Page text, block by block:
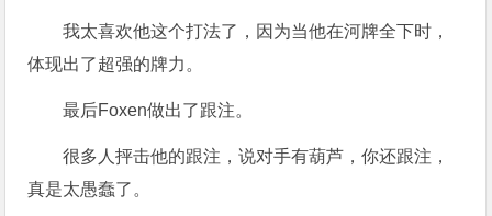
我太喜欢他这个打法了，因为当他在河牌全下时，
体现出了超强的牌力。
最后Foxen做出了跟注。
很多人抨击他的跟注，说对手有葫芦，你还跟注，
真是太愚蠢了。